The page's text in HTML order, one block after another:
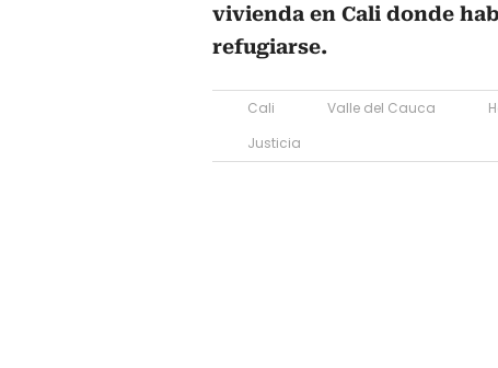
vivienda en Cali donde
refugiarse.
Cali Valle del Cauca
Justicia